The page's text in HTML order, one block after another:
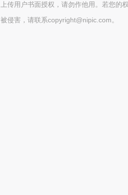
上传用户书面授权，请勿作他用。若您的
被侵害，请联系copyright@nipic.com。